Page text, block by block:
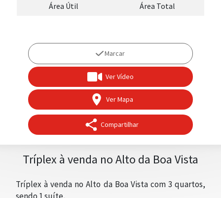
Área Útil Área Total
Marcar
Ver Vídeo
Ver Mapa
Compartilhar
Tríplex à venda no Alto da Boa Vista
Tríplex à venda no Alto da Boa Vista com 3 quartos,